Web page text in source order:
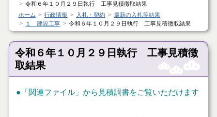
令和６年１０月２９日執行 工事見積徴取結果
ホーム
行政情報 入札・契約
最新の入札等結果
１ 建設工事
令和６年１０月２９日執行 工事見積徴取結果
令和６年１０月２９日執行 工事見積徴
取結果
●「関連ファイル」から見積調書をご覧いただけます